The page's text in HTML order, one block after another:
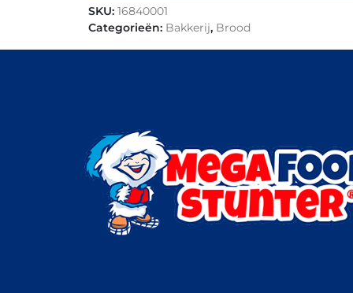
SKU: 16840001
Categorieën: Bakkerij, Brood